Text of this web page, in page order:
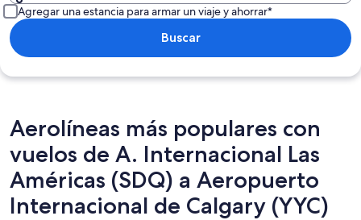
Agregar una estancia para armar un viaje y ahorrar*
Buscar
Aerolíneas más populares con
vuelos de A. Internacional Las
Américas (SDQ) a Aeropuerto
Internacional de Calgary (YYC)